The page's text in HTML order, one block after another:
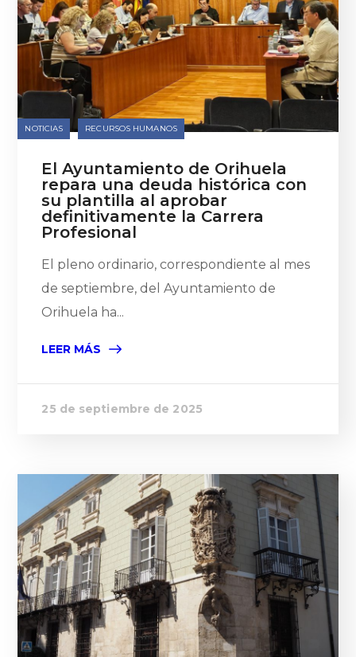
NOTICIAS RECURSOS HUMANOS
El Ayuntamiento de Orihuela
repara una deuda histórica con
su plantilla al aprobar
definitivamente la Carrera
Profesional
El pleno ordinario, correspondiente al mes
de septiembre, del Ayuntamiento de
Orihuela ha...
LEER MÁS
25 de septiembre de 2025